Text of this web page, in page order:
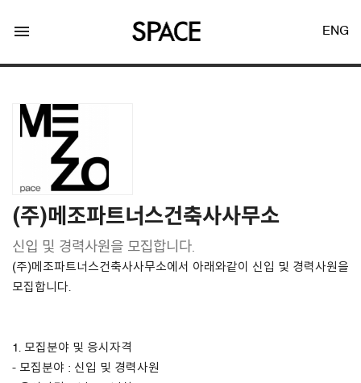
LOGIN
menu ENG
(주)메조파트너스건축사사무소
신입 및 경력사원을 모집합니다.
(주)메조파트너스건축사사무소에서 아래와같이 신입 및 경력사원을
모집합니다.
1. 모집분야 및 응시자격
- 모집분야 : 신입 및 경력사원